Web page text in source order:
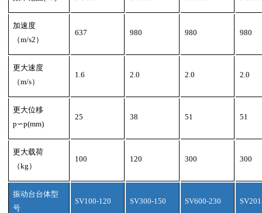
加速度
（m/s2 ）
637 980 980 980
更大速度
（m/s）
1.6 2.0 2.0 2.0
更大位移
p∽p(mm)
25 38 51 51
更大载荷
（kg ）
100 120 300 300
振动台台体型
号
SV100-120 SV300-150 SV600-230